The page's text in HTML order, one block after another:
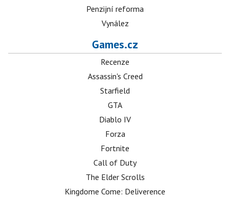
Penzijní reforma
Vynález
Games.cz
Recenze
Assassin's Creed
Starfield
GTA
Diablo IV
Forza
Fortnite
Call of Duty
The Elder Scrolls
Kingdome Come: Deliverence